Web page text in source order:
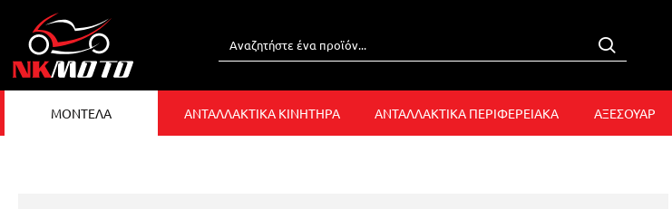
ΜΟΝΤΕΛΑ ΑΝΤΑΛΛΑΚΤΙΚΑ ΚΙΝΗΤΗΡΑ ΑΝΤΑΛΛΑΚΤΙΚΑ ΠΕΡΙΦΕΡΕΙΑΚΑ ΑΞΕΣΟΥΑΡ